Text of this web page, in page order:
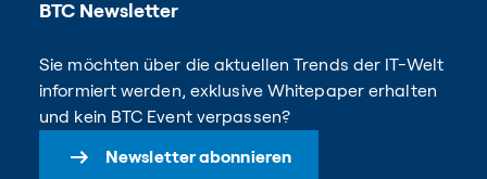
BTC Newsletter
Sie möchten über die aktuellen Trends der IT-Welt
informiert werden, exklusive Whitepaper erhalten
und kein BTC Event verpassen?
Newsletter abonnieren